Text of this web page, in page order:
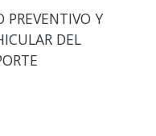
Y
DEL